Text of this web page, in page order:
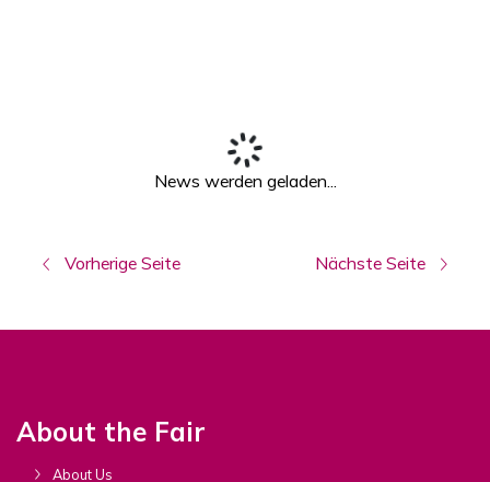
News werden geladen...
Vorherige Seite Nächste Seite
About the Fair
About Us